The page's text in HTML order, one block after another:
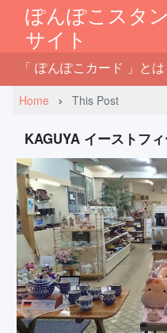
ぽんぽこスタ
サイト
「 ぽんぽこカード 」とは
Home This Post
KAGUYA イーストフ